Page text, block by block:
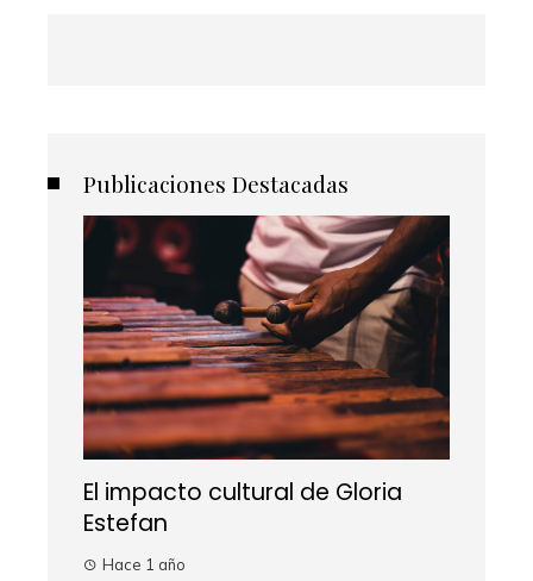
Publicaciones Destacadas
El impacto cultural de Gloria
Estefan
Hace 1 año